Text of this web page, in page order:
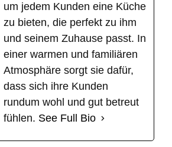
um jedem Kunden eine Küche
zu bieten, die perfekt zu ihm
und seinem Zuhause passt. In
einer warmen und familiären
Atmosphäre sorgt sie dafür,
dass sich ihre Kunden
rundum wohl und gut betreut
fühlen. See Full Bio